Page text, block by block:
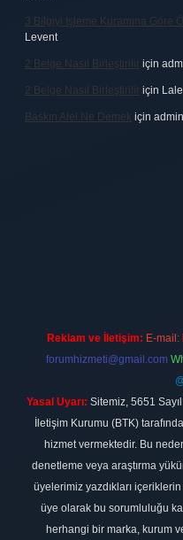
3 Bilgiyi Işleme Kuramına Göre
Levent
2 Belge Nasıl Birleştirilir için
2 Belge Nasıl Birleştirilir için Lale
Baskın Alel Ne Demek için admin
Reklam ve İletişim: E-mail:
forumhizmeti@gmail.com
Yasal Uyarı: Sitemiz, 5651
İletişim Kurumu (BTK)
hizmet vermektedir. Bu
denetleme veya araştırma
üyelerimiz yazdıkları
üye olarak bu sorumluluğu
herhangi bir marka, kurum